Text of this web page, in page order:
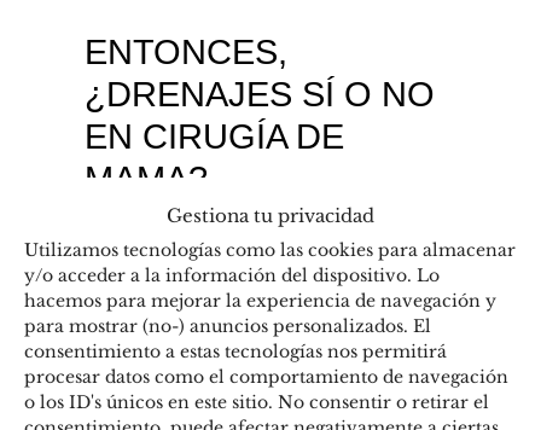
Gestiona tu privacidad
Utilizamos tecnologías como las cookies para almacenar
y/o acceder a la información del dispositivo. Lo
hacemos para mejorar la experiencia de navegación y
para mostrar (no-) anuncios personalizados. El
consentimiento a estas tecnologías nos permitirá
procesar datos como el comportamiento de navegación
o los ID's únicos en este sitio. No consentir o retirar el
ENTONCES,
¿DRENAJES SÍ O NO
EN CIRUGÍA DE
MAMA?
Cómo resumen os diré que
personalmente prefiero evitarlos
siempre que pueda, ya sea en
aumentos de pecho simples,
mastopexia o incluso reducciones